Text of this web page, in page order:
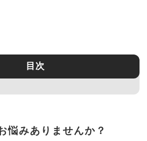
目次
悩みありませんか？